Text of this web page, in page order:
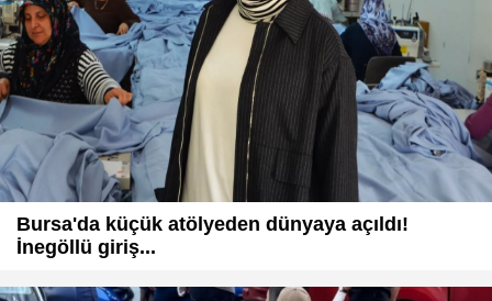
Bursa'da küçük atölyeden dünyaya açıldı!
İnegöllü giriş...